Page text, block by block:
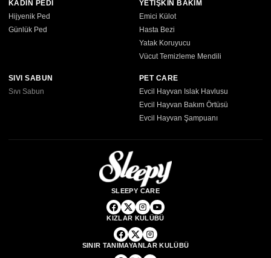
KADIN PEDİ
Hijyenik Ped
Günlük Ped
YETİŞKİN BAKIM
Emici Külot
Hasta Bezi
Yatak Koruyucu
Vücut Temizleme Mendili
SIVI SABUN
Sıvı Sabun
PET CARE
Evcil Hayvan Islak Havlusu
Evcil Hayvan Bakım Örtüsü
Evcil Hayvan Şampuanı
SLEEPY CARE
KIZLAR KULÜBÜ
SINIR TANIMAYANLAR KULÜBÜ